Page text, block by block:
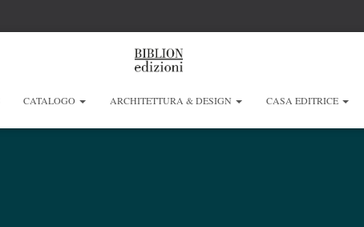
CATALOGO ARCHITETTURA & DESIGN CASA EDITRICE